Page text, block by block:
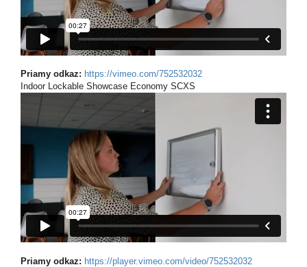
Priamy odkaz: https://vimeo.com/752532032
Indoor Lockable Showcase Economy SCXS
Priamy odkaz: https://player.vimeo.com/video/752532032